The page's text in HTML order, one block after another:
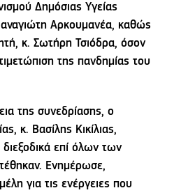
Δημόσιας Υγείας
Αρκουμανέα, καθώς
κ. Σωτήρη Τσιόδρα, όσον
της πανδημίας του
της συνεδρίασης, ο
κ. Βασίλης Κικίλιας,
επί όλων των
Ενημέρωσε,
για τις ενέργειες που